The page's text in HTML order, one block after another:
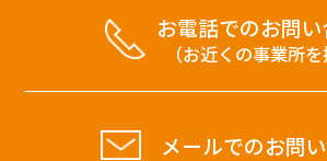
お電話でのお問
（お近くの事業所を
メールでのお問